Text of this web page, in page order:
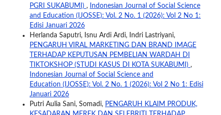
PGRI SUKABUMI) ,
Indonesian Journal of Social Science
and Education (IJOSSE): Vol. 2 No. 1 (2026): Vol 2 No 1:
Edisi Januari 2026
Herlanda Saputri, Isnu Ardi Ardi, Indri Lastriyani,
PENGARUH VIRAL MARKETING DAN BRAND IMAGE
TERHADAP KEPUTUSAN PEMBELIAN WARDAH DI
TIKTOKSHOP (STUDI KASUS DI KOTA SUKABUMI) ,
Indonesian Journal of Social Science and
Education (IJOSSE): Vol. 2 No. 1 (2026): Vol 2 No 1: Edisi
Januari 2026
Putri Aulia Sani, Somadi, PENGARUH KLAIM PRODUK,